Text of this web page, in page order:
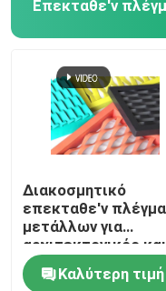
Διακοσμητικό
επεκταθε'ν πλέγμα
μετάλλων για
αρχιτεκτονικός και
βιομηχανικός
Καλύτερη τιμή